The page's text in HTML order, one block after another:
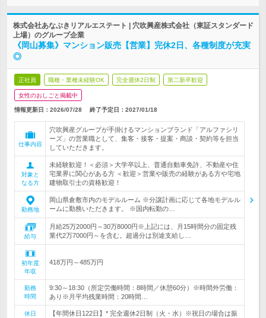
株式会社あなぶきリアルエステート | 穴吹興産株式会社（東証スタンダード
上場）のグループ企業
《岡山募集》マンション販売【営業】完休2日、各種制度が充実
◎
正社員 職種・業種未経験OK 完全週休2日制 第二新卒歓迎
女性のおしごと掲載中
情報更新日：2026/07/28 終了予定日： 2027/01/18
仕事内容
穴吹興産グループが手掛けるマンションブランド「アルファシリ
ーズ」の営業職として、集客・接客・提案・商談・契約等を担当
していただきます。
対象と
なる方
未経験歓迎！＜必須＞大学卒以上、普通自動車免許、不動産や住
宅業界に関心がある方 ＜歓迎＞営業や販売の経験がある方や宅地
建物取引士の資格歓迎！
勤務地
岡山県倉敷市内のモデルルーム ※分譲計画に応じて各地モデルル
ームに勤務いただきます。 ※国内転勤の…
給与
月給25万2000円～30万8000円※上記には、月15時間分の固定残
業代2万7000円～を含む。超過分は別途支給し…
初年度
年収
418万円～485万円
勤務
時間
9:30～18:30（所定労働時間：8時間／休憩60分）※時間外労働：
あり※月平均残業時間：20時間…
休日
【年間休日122日】* 完全週休2日制（火・水）※祝日の場合は振